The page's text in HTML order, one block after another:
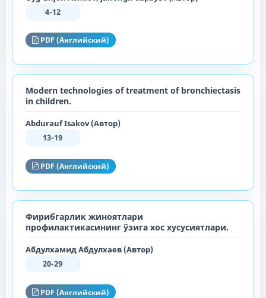
4-12
PDF (Английский)
Modern technologies of treatment of bronchiectasis
in children.
Abdurauf Isakov (Автор)
13-19
PDF (Английский)
Фирибгарлик жиноятлари
профилактикасининг ўзига хос хусусиятлари.
Абдулхамид Абдулхаев (Автор)
20-29
PDF (Английский)